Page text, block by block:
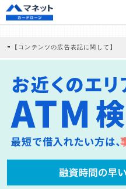
【コンテンツの広告表記に関して】
社に対して企業から紹介報酬が支払わ
商品を根拠なくPRするものではなく、
どに基づき、公平性を担保した情報提供
>提携企業一覧